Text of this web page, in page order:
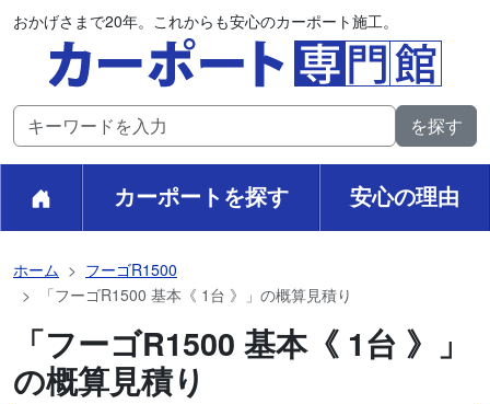
おかげさまで20年。これからも安心のカーポート施工。
カーポートを探す 安心の理由
ホーム
フーゴR1500
「フーゴR1500 基本《 1台 》」の概算見積り
「フーゴR1500 基本《 1台 》」
の概算見積り